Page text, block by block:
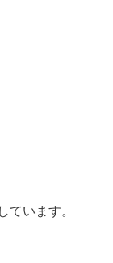
います。